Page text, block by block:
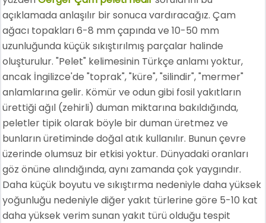
açıklamada anlaşılır bir sonuca vardıracağız. Çam
ağacı topakları 6-8 mm çapında ve 10-50 mm
uzunluğunda küçük sıkıştırılmış parçalar halinde
oluşturulur. "Pelet" kelimesinin Türkçe anlamı yoktur,
ancak İngilizce'de "toprak", "küre", "silindir", "mermer"
anlamlarına gelir. Kömür ve odun gibi fosil yakıtların
ürettiği ağıl (zehirli) duman miktarına bakıldığında,
peletler tipik olarak böyle bir duman üretmez ve
bunların üretiminde doğal atık kullanılır. Bunun çevre
üzerinde olumsuz bir etkisi yoktur. Dünyadaki oranları
göz önüne alındığında, aynı zamanda çok yaygındır.
Daha küçük boyutu ve sıkıştırma nedeniyle daha yüksek
yoğunluğu nedeniyle diğer yakıt türlerine göre 5-10 kat
daha yüksek verim sunan yakıt türü olduğu tespit